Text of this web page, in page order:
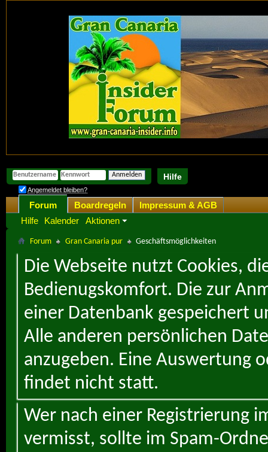
Hilfe
Angemeldet bleiben?
Forum
Hilfe
Kalender Aktionen
Boardregeln Impressum & AGB
Forum Gran Canaria pur Geschäftsmöglichkeiten
Die Webseite nutzt Cookies,
Bedienugskomfort. Die zur
einer Datenbank gespeichert
Alle anderen persönlichen
anzugeben. Eine Auswertung
findet nicht statt.
Wer nach einer Registrierung
vermisst, sollte im Spam-